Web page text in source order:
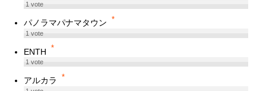
1vote
パノラマパナマタウン *
1vote
ENTH *
1vote
アルカラ *